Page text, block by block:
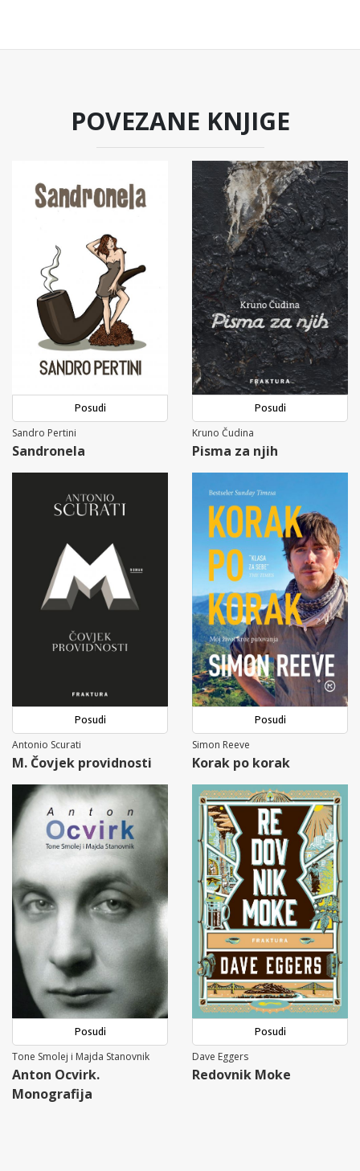
POVEZANE KNJIGE
Posudi
Sandro Pertini
Sandronela
Posudi
Kruno Čudina
Pisma za njih
Posudi
Antonio Scurati
M. Čovjek providnosti
Posudi
Simon Reeve
Korak po korak
Posudi
Tone Smolej i Majda Stanovnik
Anton Ocvirk.
Monografija
Posudi
Dave Eggers
Redovnik Moke